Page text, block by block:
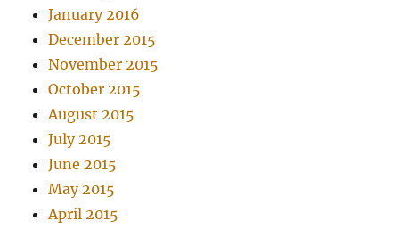
January 2016
December 2015
November 2015
October 2015
August 2015
July 2015
June 2015
May 2015
April 2015